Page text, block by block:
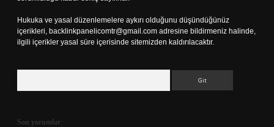
Hukuka ve yasal düzenlemelere aykırı olduğunu düşündüğünüz
içerikleri, backlinkpanelicomtr@gmail.com adresine bildirmeniz halinde,
ilgili içerikler yasal süre içerisinde sitemizden kaldırılacaktır.
Son yorumlar